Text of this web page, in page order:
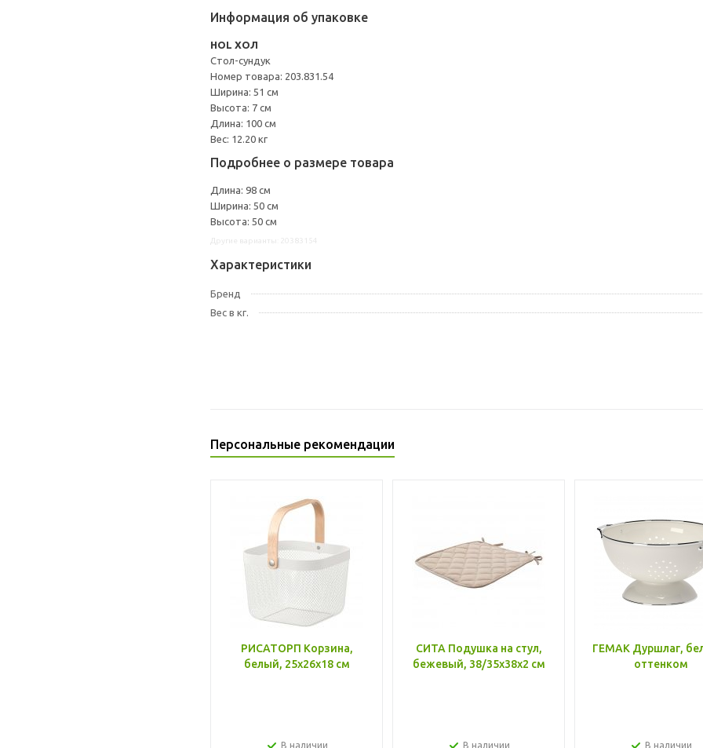
Информация об упаковке
HOL ХОЛ
Стол-сундук
Номер товара: 203.831.54
Ширина: 51 см
Высота: 7 см
Длина: 100 см
Вес: 12.20 кг
Подробнее о размере товара
Длина: 98 см
Ширина: 50 см
Высота: 50 см
Характеристики
Бренд
Вес в кг.
Персональные рекомендации
РИСАТОРП Корзина,
белый, 25x26x18 см
В наличии
СИТА Подушка на стул,
бежевый, 38/35x38x2 см
В наличии
ГЕМАК Дуршлаг,
оттенком
В наличии